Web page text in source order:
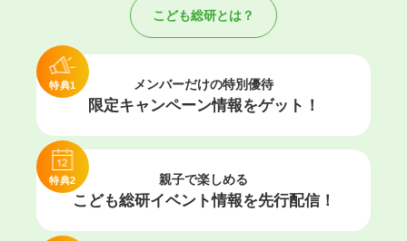
こども総研とは？
特典1 メンバーだけの特別優待
限定キャンペーン情報をゲット！
特典2 親子で楽しめる
こども総研イベント情報を先行配信！